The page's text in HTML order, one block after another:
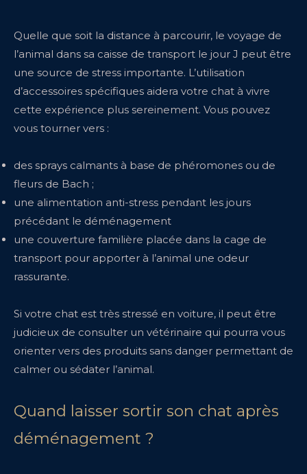
Quelle que soit la distance à parcourir, le voyage de
l’animal dans sa caisse de transport le jour J peut être
une source de stress importante. L’utilisation
d’accessoires spécifiques aidera votre chat à vivre
cette expérience plus sereinement. Vous pouvez
vous tourner vers :
des sprays calmants à base de phéromones ou de
fleurs de Bach ;
une alimentation anti-stress pendant les jours
précédant le déménagement
une couverture familière placée dans la cage de
transport pour apporter à l’animal une odeur
rassurante.
Si votre chat est très stressé en voiture, il peut être
judicieux de consulter un vétérinaire qui pourra vous
orienter vers des produits sans danger permettant de
calmer ou sédater l’animal.
Quand laisser sortir son chat après
déménagement ?